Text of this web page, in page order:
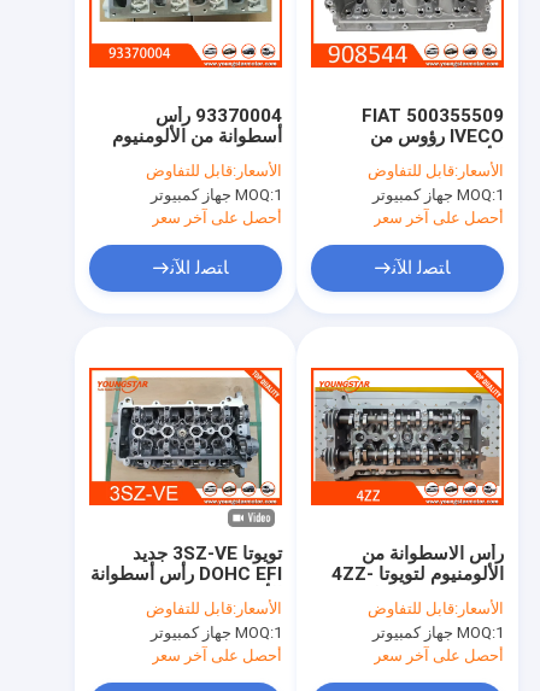
93370004 رأس
أسطوانة من الألومنيوم
Celta 1.0 مع سبيكة
الألومنيوم عالية الشد
A356 ودليل جذع الصمام
الأسعار:قابل للتفاوض
MOQ:1 جهاز كمبيوتر
أحصل على آخر سعر
ﺎﺘﺼﻟ ﺍﻶﻧ
500355509 FIAT
IVECO رؤوس من
الألمنيوم اسطوانة /
رؤساء السيارات اسطوانة
الأسعار:قابل للتفاوض
MOQ:1 جهاز كمبيوتر
أحصل على آخر سعر
ﺎﺘﺼﻟ ﺍﻶﻧ
تويوتا 3SZ-VE جديد
DOHC EFI رأس أسطوانة
B9320 11101-B9330
K5
الأسعار:قابل للتفاوض
MOQ:1 جهاز كمبيوتر
أحصل على آخر سعر
رأس الاسطوانة من
الألومنيوم لتويوتا 4ZZ-
ضمان وتسليم 5 أيام
الأسعار:قابل للتفاوض
MOQ:1 جهاز كمبيوتر
أحصل على آخر سعر